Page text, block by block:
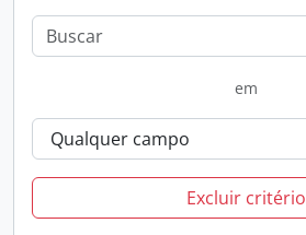
em
Excluir critério